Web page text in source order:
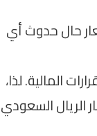
حال حدوث أي
المالية. لذا،
الريال السعودي